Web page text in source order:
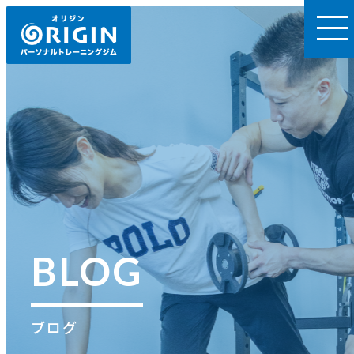
BLOG
ブログ